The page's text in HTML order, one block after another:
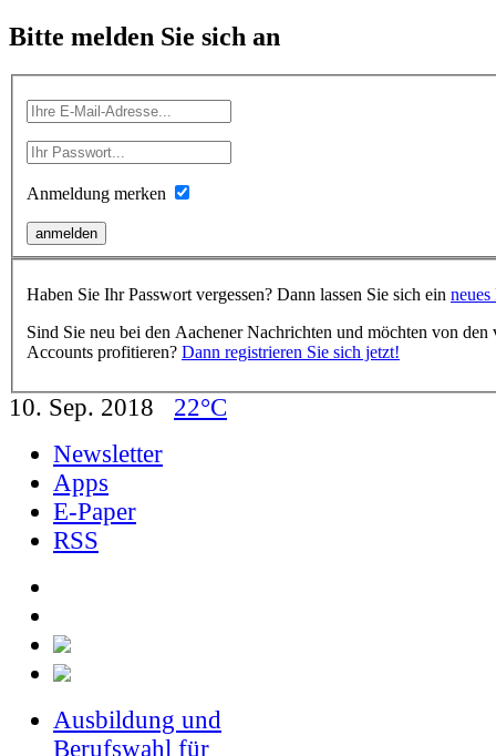
Bitte melden Sie sich an
Anmeldung merken
Haben Sie Ihr Passwort vergessen? Dann lassen Sie sich ein
Sind Sie neu bei den Aachener Nachrichten und möchten von den
Accounts profitieren? Dann registrieren Sie sich jetzt!
10. Sep. 2018
22°C
Newsletter
Apps
E-Paper
RSS
Ausbildung und
Berufswahl für